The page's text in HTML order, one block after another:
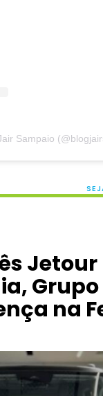
Sampaio
Grupo
na